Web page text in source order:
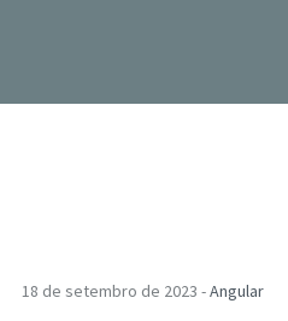
18 de setembro de 2023 -Angular